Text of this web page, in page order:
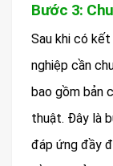
Bước 3:
Sau khi có
nghiệp cần
bao gồm bản
thuật. Đây là
đáp ứng đầy